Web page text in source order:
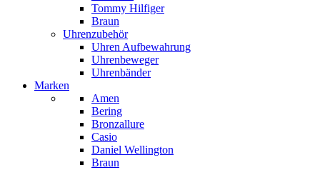
Tommy Hilfiger
Braun
Uhrenzubehör
Uhren Aufbewahrung
Uhrenbeweger
Uhrenbänder
Marken
Amen
Bering
Bronzallure
Casio
Daniel Wellington
Braun